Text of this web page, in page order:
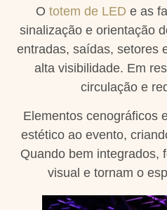
O totem de LED e as
sinalização e orientação
entradas, saídas, setores
alta visibilidade. Em
circulação e
Elementos cenográficos
estético ao evento,
Quando bem integrados,
visual e tornam o